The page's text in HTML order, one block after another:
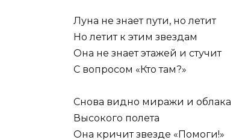
Луна не знает пути, но летит
Но летит к этим звездам
Она не знает этажей и стучит
С вопросом «Кто там?»
Снова видно миражи и облака
Высокого полета
Она кричит звезде «Помоги!»